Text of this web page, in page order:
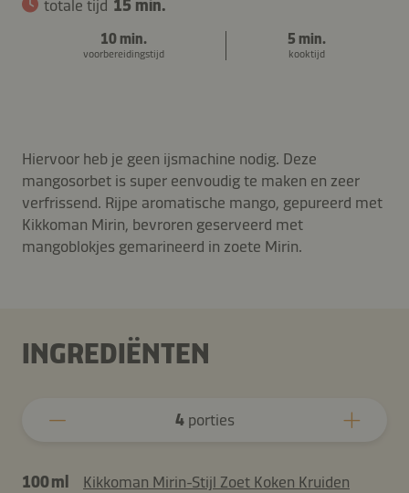
totale tijd 15 min.
10 min.
voorbereidingstijd
5 min.
kooktijd
Hiervoor heb je geen ijsmachine nodig. Deze
mangosorbet is super eenvoudig te maken en zeer
verfrissend. Rijpe aromatische mango, gepureerd met
Kikkoman Mirin, bevroren geserveerd met
mangoblokjes gemarineerd in zoete Mirin.
INGREDIËNTEN
4porties
100 ml
Kikkoman Mirin-Stijl Zoet Koken Kruiden